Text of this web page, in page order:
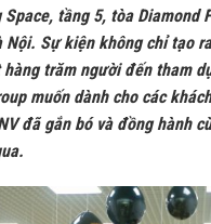
tầng 5, tòa Diamond
Nội. Sự kiện không chỉ tạo
trăm người đến tham
muốn dành cho các
đã gắn bó và đồng hành